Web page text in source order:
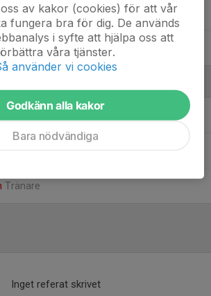
Tränare
Inget referat skrivet
av kakor (cookies) för att vår
fungera bra för dig. De används
i syfte att hjälpa oss att
våra tjänster.
använder vi cookies
Godkänn alla kakor
Bara nödvändiga